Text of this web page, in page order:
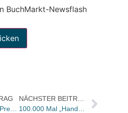
BuchMarkt-Newsflash
Tina Breit neue Pressechefin der Akademie des Deutschen Buchhandels – einzigartige Seminarreihe geplant